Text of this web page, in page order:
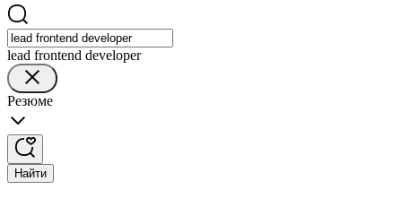
lead frontend developer
Резюме
Найти